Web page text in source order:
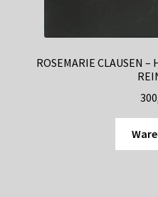
ROSEMARIE CLAUSEN